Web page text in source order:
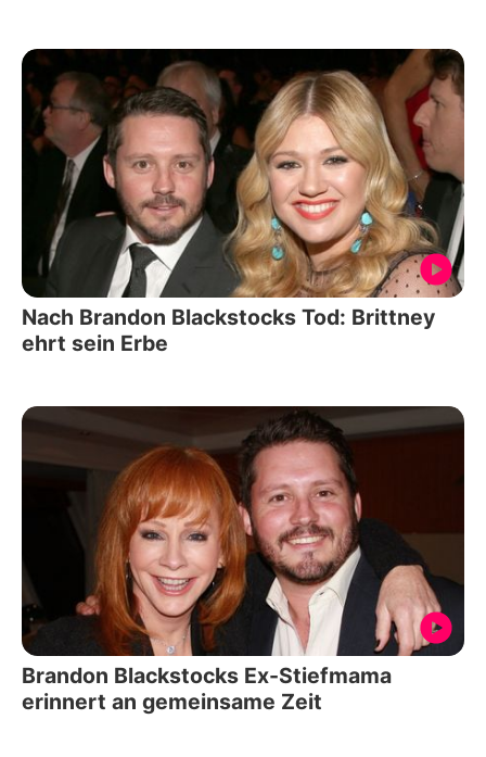
Nach Brandon Blackstocks Tod: Brittney
ehrt sein Erbe
Brandon Blackstocks Ex-Stiefmama
erinnert an gemeinsame Zeit